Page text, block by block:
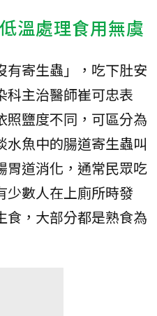
溫處理食用無虞
有寄生蟲」，吃下肚安
科主治醫師崔可忠表
照鹽度不同，可區分為
水魚中的腸道寄生蟲叫
胃道消化，通常民眾吃
少數人在上廁所時發
食，大部分都是熟食為